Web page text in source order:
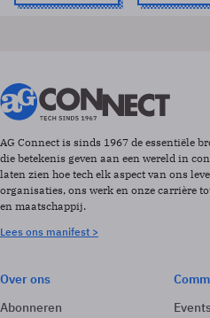
AG Connect is sinds 1967 de essentiële
die betekenis geven aan een wereld in
laten zien hoe tech elk aspect van ons
organisaties, ons werk en onze carrière
en maatschappij.
Lees ons manifest >
Over ons
Abonneren